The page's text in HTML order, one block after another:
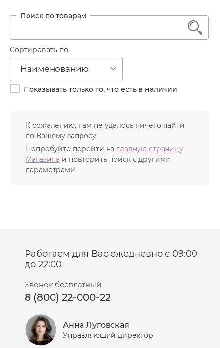
Крем тональный
Лосьон
Маска
Мусс
Пилинг
Пудра
Салфетки
Заживление
Обновление кожи
Постакне
Увлажнение
Россия
1
Сортировать по
Наименованию
Показывать только то, что есть в наличии
К сожалению, нам не удалось ничего найти
по Вашему запросу.
Попробуйте перейти на главную страницу
Магазина и повторить поиск с другими
параметрами.
Работаем для Вас ежедневно с 09:00
до 22:00
Звонок бесплатный
8 (800) 22-000-22
Анна Луговская
Управляющий директор